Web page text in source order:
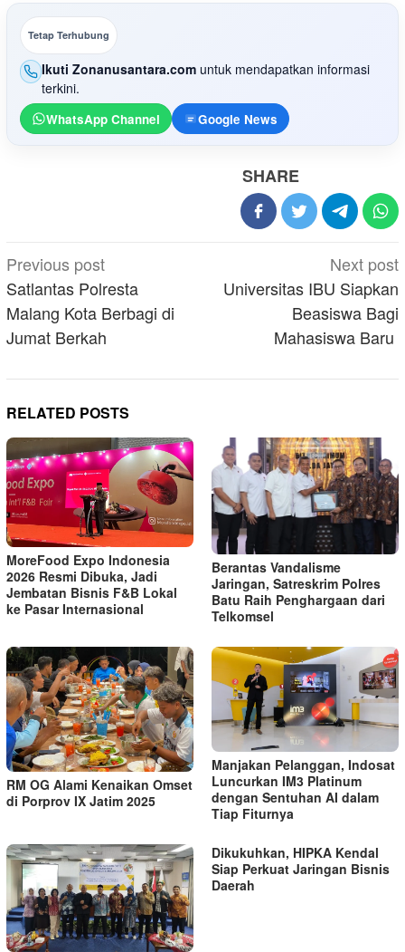
Tetap Terhubung
Ikuti Zonanusantara.com untuk mendapatkan informasi
terkini.
WhatsApp Channel Google News
SHARE
Post
navigation
Previous post
Satlantas Polresta
Malang Kota Berbagi di
Jumat Berkah
Next post
Universitas IBU Siapkan
Beasiswa Bagi
Mahasiswa Baru
RELATED POSTS
MoreFood Expo Indonesia
2026 Resmi Dibuka, Jadi
Jembatan Bisnis F&B Lokal
ke Pasar Internasional
Berantas Vandalisme
Jaringan, Satreskrim Polres
Batu Raih Penghargaan dari
Telkomsel
RM OG Alami Kenaikan Omset
di Porprov IX Jatim 2025
Manjakan Pelanggan, Indosat
Luncurkan IM3 Platinum
dengan Sentuhan AI dalam
Tiap Fiturnya
Dikukuhkan, HIPKA Kendal
Siap Perkuat Jaringan Bisnis
Daerah